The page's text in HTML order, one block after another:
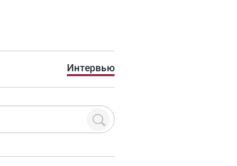
Интервью